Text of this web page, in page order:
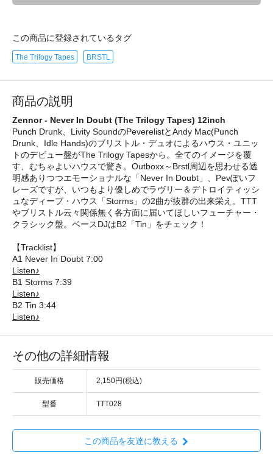
この商品に登録されているタグ
The Trilogy Tapes BRSTL
商品の説明
Zennor - Never In Doubt (The Trilogy Tapes) 12inch
Punch Drunk、Livity SoundのPeverelistとAndy Mac(Punch
Drunk、Idle Hands)のブリストル・デュオによるハウス・ユニッ
トのデビュー盤がThe Trilogy Tapesから。全てのイメージを覆
す、むちゃよいハウスで驚き。Outboxx～Brstl周辺を思わせる透
明感ありつつエモーショナルな「Never In Doubt」、Pevぽいフ
レーズですが、いつもより優しめでラヴリー＆デトロイティッシ
ュなディープ・ハウス「Storms」の2曲が抜群の出来栄え。TTT
やブリストル云々関係無く各方面に届いてほしいフューチャー・
クラシック盤。ベースDJはB2「Tin」をチェック！
【Tracklist】
A1 Never In Doubt 7:00
Listen♪
B1 Storms 7:39
Listen♪
B2 Tin 3:44
Listen♪
その他の詳細情報
販売価格 2,150円(税込)
型番 TTT028
この商品を友達に教える